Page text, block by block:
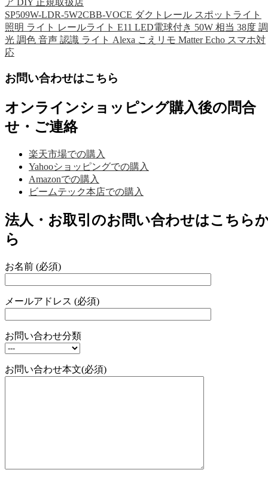
ア DIY 正規取扱店
SP509W-LDR-5W2CBB-VOCE ダクトレール スポットライト
照明 ライト レールライト E11 LED電球付き 50W 相当 38度 調
光 調色 音声 認識 ライト Alexa こえリモ Matter Echo スマホ対
応
お問い合わせはこちら
オンラインショッピング購入後の問合
せ・ご連絡
楽天市場での購入
Yahooショッピングでの購入
Amazonでの購入
ビームテック本店での購入
法人・お取引のお問い合わせはこちら
ら
お名前 (必須)
メールアドレス (必須)
お問い合わせ分類
お問い合わせ本文(必須)